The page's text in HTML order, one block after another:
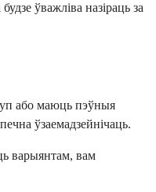
ўважліва назіраць за
або маюць пэўныя
ўзаемадзейнічаць.
варыянтам, вам